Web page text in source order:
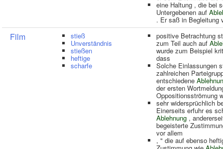
eine Haltung , die bei
Untergebenen auf
. Er saß in Begleitung
Film stieß
Unverständnis
stießen
heftige
scharfe
positive Betrachtung
zum Teil auch auf
wurde zum Beispiel
dass
Solche Einlassungen
zahlreichen
entschiedene
der ersten
Oppositionsströmung
sehr widersprüchlich
Einerseits erfuhr es
Ablehnung ,
begeisterte
vor allem
, " die auf ebenso